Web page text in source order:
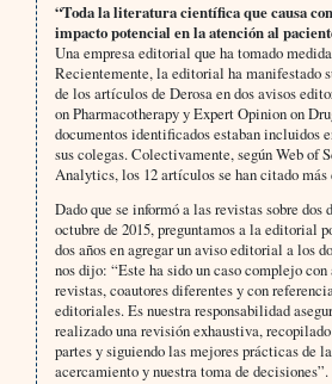
“Toda la literatura científica que causa
impacto potencial en la atención al
Una empresa editorial que ha tomado
Recientemente, la editorial ha manifestado
de los artículos de Derosa en dos avisos
on Pharmacotherapy y Expert Opinion on
documentos identificados estaban incluidos
sus colegas. Colectivamente, según Web of
Analytics, los 12 artículos se han citado más
Dado que se informó a las revistas sobre dos
octubre de 2015, preguntamos a la editorial
dos años en agregar un aviso editorial a los
nos dijo: “Este ha sido un caso complejo
revistas, coautores diferentes y con
editoriales. Es nuestra responsabilidad
realizado una revisión exhaustiva,
partes y siguiendo las mejores prácticas de
acercamiento y nuestra toma de decisiones”.